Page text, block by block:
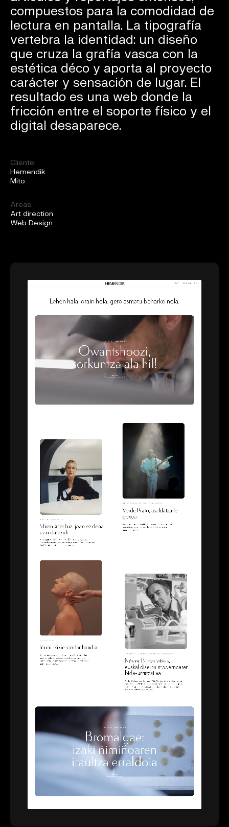
compuestos para la comodidad de
lectura en pantalla. La tipografía
vertebra la identidad: un diseño
que cruza la grafía vasca con la
estética déco y aporta al proyecto
carácter y sensación de lugar. El
resultado es una web donde la
fricción entre el soporte físico y el
digital desaparece.
Cliente:
Hemendik
Mito
Areas:
Art direction
Web Design